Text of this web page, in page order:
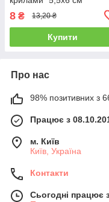
8 ₴ 13,20 ₴
Купити
Про нас
98% позитивних з
Працює з
м. Київ
Київ, Україна
Контакти
Сьогодні працює